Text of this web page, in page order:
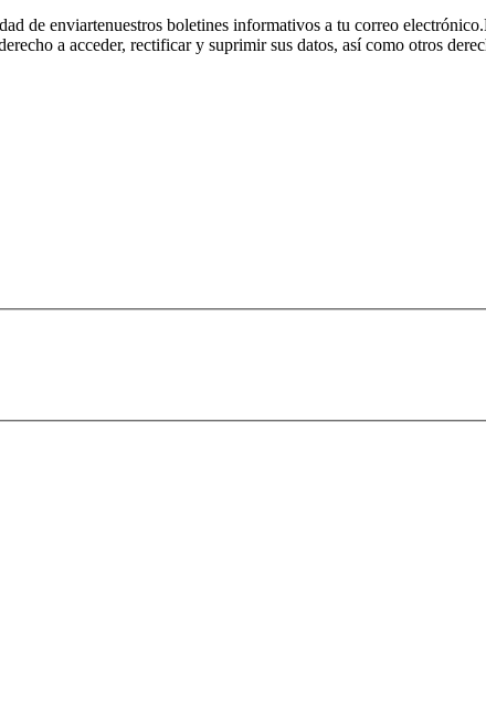
de enviartenuestros boletines informativos a tu correo
a acceder, rectificar y suprimir sus datos, así como otros